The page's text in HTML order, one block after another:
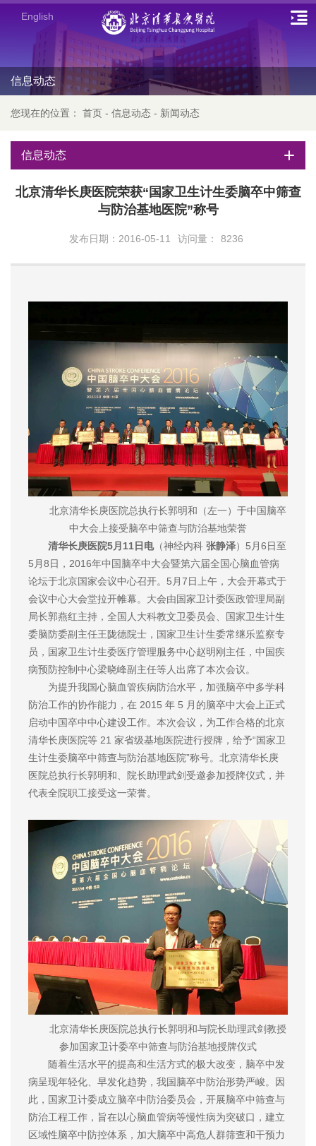
English
信息动态
您现在的位置： 首页 - 信息动态 - 新闻动态
信息动态
北京清华长庚医院荣获“国家卫生计生委脑卒中筛查
与防治基地医院”称号
发布日期：2016-05-11 访问量： 8236
北京清华长庚医院总执行长郭明和（左一）于中国脑卒
中大会上接受脑卒中筛查与防治基地荣誉
清华长庚医院5月11日电（神经内科 张静泽）5月6日至
5月8日，2016年中国脑卒中大会暨第六届全国心脑血管病
论坛于北京国家会议中心召开。5月7日上午，大会开幕式于
会议中心大会堂拉开帷幕。大会由国家卫计委医政管理局副
局长郭燕红主持，全国人大科教文卫委员会、国家卫生计生
委脑防委副主任王陇德院士，国家卫生计生委常继乐监察专
员，国家卫生计生委医疗管理服务中心赵明刚主任，中国疾
病预防控制中心梁晓峰副主任等人出席了本次会议。
为提升我国心脑血管疾病防治水平，加强脑卒中多学科
防治工作的协作能力，在 2015 年 5 月的脑卒中大会上正式
启动中国卒中中心建设工作。本次会议，为工作合格的北京
清华长庚医院等 21 家省级基地医院进行授牌，给予“国家卫
生计生委脑卒中筛查与防治基地医院”称号。北京清华长庚
医院总执行长郭明和、院长助理武剑受邀参加授牌仪式，并
代表全院职工接受这一荣誉。
北京清华长庚医院总执行长郭明和与院长助理武剑教授
参加国家卫计委卒中筛查与防治基地授牌仪式
随着生活水平的提高和生活方式的极大改变，脑卒中发
病呈现年轻化、早发化趋势，我国脑卒中防治形势严峻。因
此，国家卫计委成立脑卒中防治委员会，开展脑卒中筛查与
防治工程工作，旨在以心脑血管病等慢性病为突破口，建立
区域性脑卒中防控体系，加大脑卒中高危人群筛查和干预力